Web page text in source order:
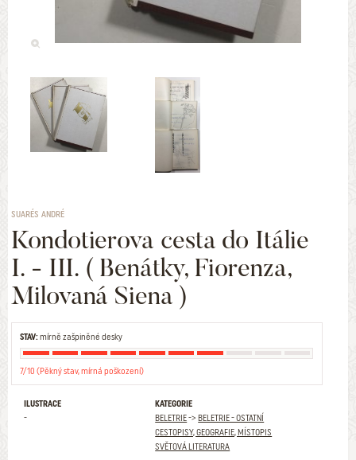
SUARÉS ANDRÉ
Kondotierova cesta do Itálie
I. - III. ( Benátky, Fiorenza,
Milovaná Siena )
STAV:mírně zašpiněné desky
7/10 (Pěkný stav, mírná poškození)
ILUSTRACE
-
KATEGORIE
BELETRIE->BELETRIE - OSTATNÍ
CESTOPISY, GEOGRAFIE, MÍSTOPIS
SVĚTOVÁ LITERATURA